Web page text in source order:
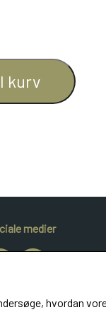
kurv
medier
hvordan